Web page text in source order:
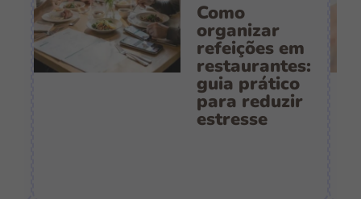
Como
organizar
refeições em
restaurantes:
guia prático
para reduzir
estresse